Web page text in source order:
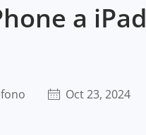
a iPad
Oct 23, 2024